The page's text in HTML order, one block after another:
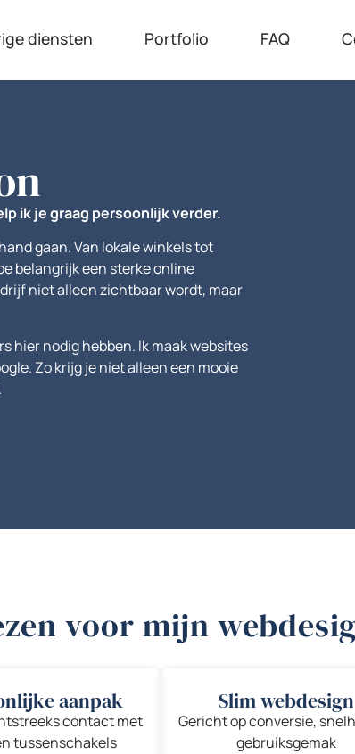
diensten Portfolio FAQ
ik je graag persoonlijk verder.
gaan. Van lokale winkels tot
belangrijk een sterke online
niet alleen zichtbaar wordt, maar
hier nodig hebben. Ik maak websites
Zo krijg je niet alleen een mooie
voor mijn
aanpak
contact met
tussenschakels
Slim webdesign
Gericht op conversie,
gebruiksgemak